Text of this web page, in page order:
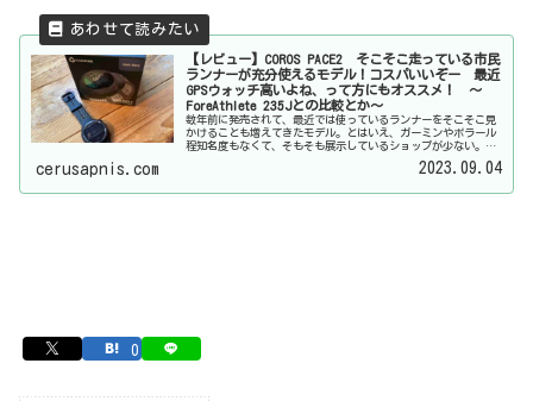
【レビュー】COROS PACE2 そこそこ走っている市民
ランナーが充分使えるモデル！コスパいいぞー 最近
GPSウォッチ高いよね、って方にもオススメ！ 〜
ForeAthlete 235Jとの比較とか〜
数年前に発売されて、最近では使っているランナーをそこそこ見
かけることも増えてきたモデル。とはいえ、ガーミンやポラール
程知名度もなくて、そもそも展示しているショップが少ない。だ
cerusapnis.com 2023.09.04
0